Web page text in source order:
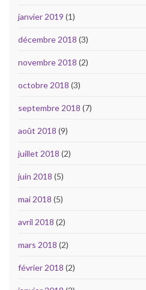
janvier 2019 (1)
décembre 2018 (3)
novembre 2018 (2)
octobre 2018 (3)
septembre 2018 (7)
août 2018 (9)
juillet 2018 (2)
juin 2018 (5)
mai 2018 (5)
avril 2018 (2)
mars 2018 (2)
février 2018 (2)